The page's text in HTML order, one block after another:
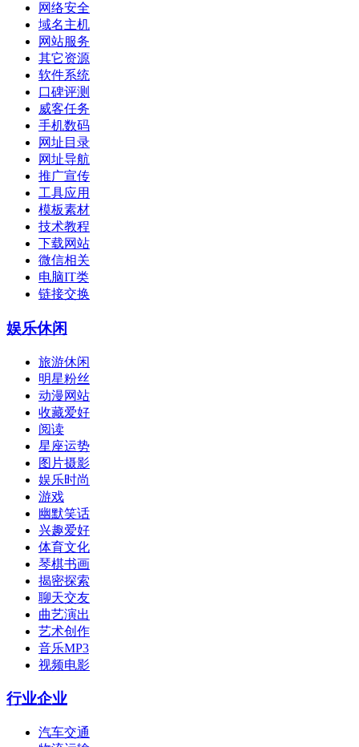
网络安全
域名主机
网站服务
其它资源
软件系统
口碑评测
威客任务
手机数码
网址目录
网址导航
推广宣传
工具应用
模板素材
技术教程
下载网站
微信相关
电脑IT类
链接交换
娱乐休闲
旅游休闲
明星粉丝
动漫网站
收藏爱好
阅读
星座运势
图片摄影
娱乐时尚
游戏
幽默笑话
兴趣爱好
体育文化
琴棋书画
揭密探索
聊天交友
曲艺演出
艺术创作
音乐MP3
视频电影
行业企业
汽车交通